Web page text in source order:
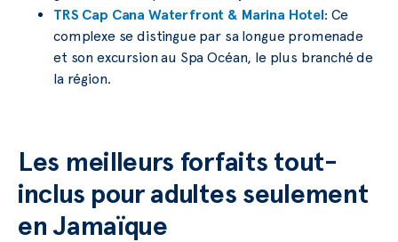
TRS Cap Cana Waterfront & Marina Hotel: Ce
complexe se distingue par sa longue promenade
et son excursion au Spa Océan, le plus branché de
la région.
Les meilleurs forfaits tout-
inclus pour adultes seulement
en Jamaïque